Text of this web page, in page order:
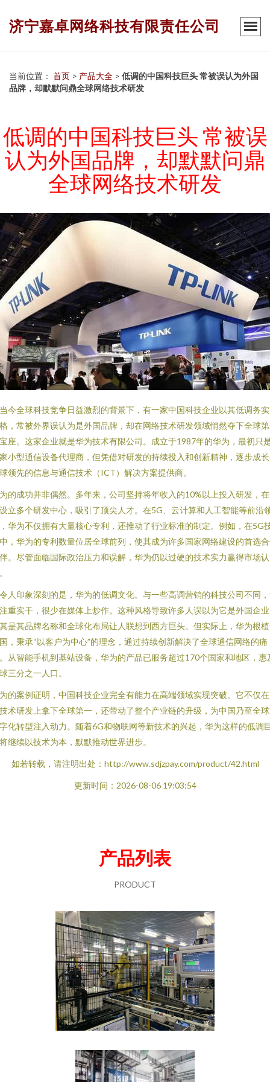
济宁嘉卓网络科技有限责任公司
当前位置： 首页 > 产品大全 > 低调的中国科技巨头 常被误认为外国
品牌，却默默问鼎全球网络技术研发
低调的中国科技巨头 常被误
认为外国品牌，却默默问鼎
全球网络技术研发
今全球科技竞争日益激烈的背景下，有一家中国科技企业以其低调务
，常被外界误认为是外国品牌，却在网络技术研发领域悄然夺下全球
座。这家企业就是华为技术有限公司。成立于1987年的华为，最初只
小型通信设备代理商，但凭借对研发的持续投入和创新精神，逐步成
领先的信息与通信技术（ICT）解决方案提供商。
的成功并非偶然。多年来，公司坚持将年收入的10%以上投入研发，
立多个研发中心，吸引了顶尖人才。在5G、云计算和人工智能等前沿
华为不仅拥有大量核心专利，还推动了行业标准的制定。例如，在5G
，华为的专利数量位居全球前列，使其成为许多国家网络建设的首选
。尽管面临国际政治压力和误解，华为仍以过硬的技术实力赢得市场认
人印象深刻的是，华为的低调文化。与一些高调营销的科技公司不同
重实干，很少在媒体上炒作。这种风格导致许多人误以为它是外国企
是其品牌名称和全球化布局让人联想到西方巨头。但实际上，华为根
，秉承“以客户为中心”的理念，通过持续创新解决了全球通信网络的痛
从智能手机到基站设备，华为的产品已服务超过170个国家和地区，惠
三分之一人口。
的案例证明，中国科技企业完全有能力在高端领域实现突破。它不仅
术研发上拿下全球第一，还带动了整个产业链的升级，为中国乃至全
化转型注入动力。随着6G和物联网等新技术的兴起，华为这样的低调
继续以技术为本，默默推动世界进步。
如若转载，请注明出处：http://www.sdjzpay.com/product/42.html
更新时间：2026-08-06 19:03:54
产品列表
PRODUCT